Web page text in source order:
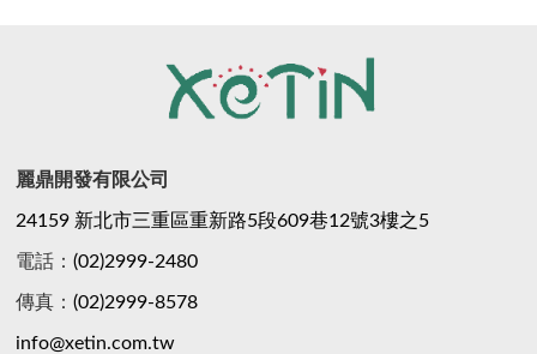
麗鼎開發有限公司
24159 新北市三重區重新路5段609巷12號3樓之5
電話： (02)2999-2480
傳真： (02)2999-8578
info@xetin.com.tw